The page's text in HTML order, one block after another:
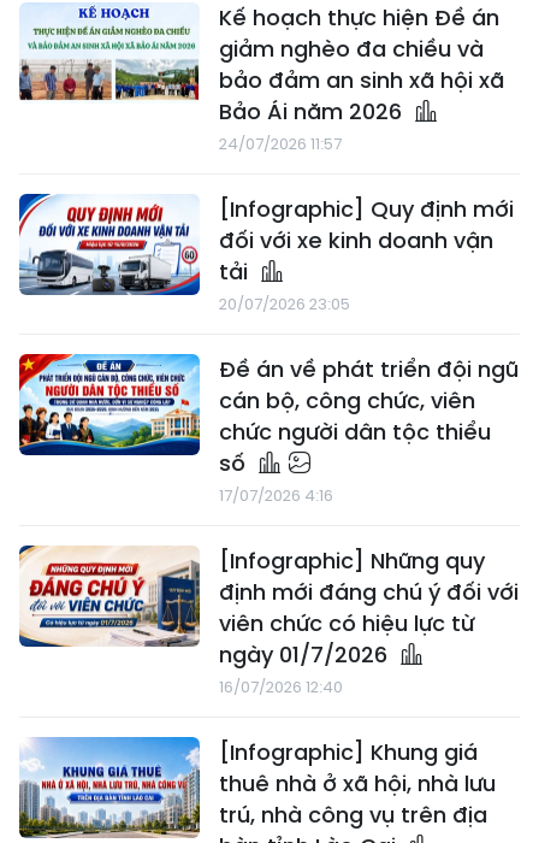
Kế hoạch thực hiện Đề án
giảm nghèo đa chiều và
bảo đảm an sinh xã hội xã
Bảo Ái năm 2026
24/07/2026 11:57
[Infographic] Quy định mới
đối với xe kinh doanh vận
tải
20/07/2026 23:05
Đề án về phát triển đội ngũ
cán bộ, công chức, viên
chức người dân tộc thiểu
số
17/07/2026 4:16
[Infographic] Những quy
định mới đáng chú ý đối với
viên chức có hiệu lực từ
ngày 01/7/2026
16/07/2026 12:40
[Infographic] Khung giá
thuê nhà ở xã hội, nhà lưu
trú, nhà công vụ trên địa